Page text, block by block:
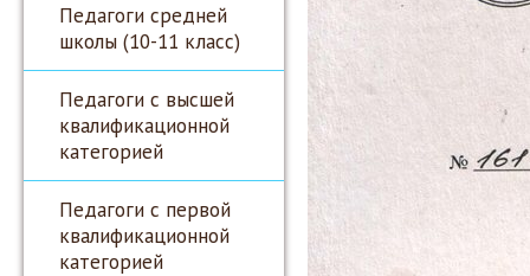
Педагоги средней
школы (10-11 класс)
Педагоги с высшей
квалификационной
категорией
Педагоги с первой
квалификационной
категорией